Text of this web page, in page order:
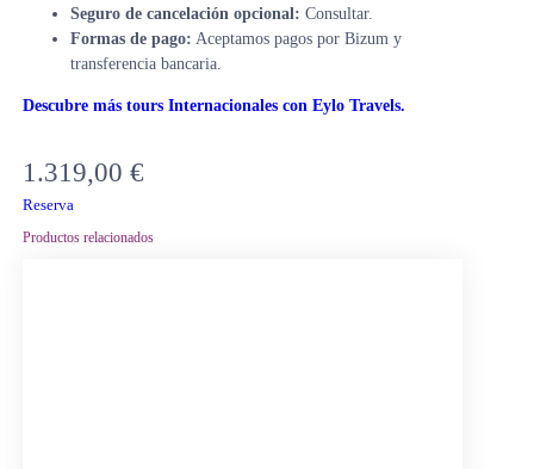
Seguro de cancelación opcional: Consultar.
Formas de pago: Aceptamos pagos por Bizum y
transferencia bancaria.
Descubre más tours Internacionales con Eylo Travels.
1.319,00 €
Reserva
Productos relacionados